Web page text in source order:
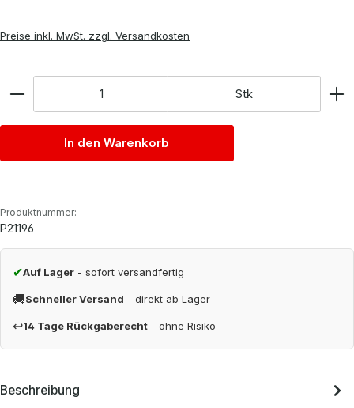
Preise inkl. MwSt. zzgl. Versandkosten
Stk
In den Warenkorb
Produktnummer:
P21196
✔Auf Lager - sofort versandfertig
🚚Schneller Versand - direkt ab Lager
↩14 Tage Rückgaberecht - ohne Risiko
Beschreibung